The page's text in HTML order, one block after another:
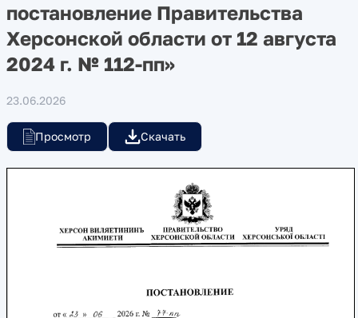
постановление Правительства
Херсонской области от 12 августа
2024 г. № 112-пп»
23.06.2026
Просмотр Скачать